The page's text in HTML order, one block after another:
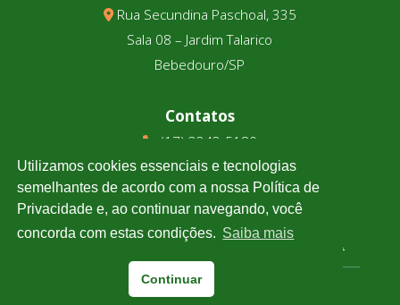
Rua Secundina Paschoal, 335
Sala 08 – Jardim Talarico
Bebedouro/SP
Contatos
(17) 3343-5180
(17) 99123-9831
Cotação
Clique e confira a cotação de todas as moedas.
Associtrus– Desenvolvido pela
Utilizamos cookies essenciais e tecnologias
semelhantes de acordo com a nossa Política de
Privacidade e, ao continuar navegando, você
concorda com estas condições. Saiba mais
Continuar